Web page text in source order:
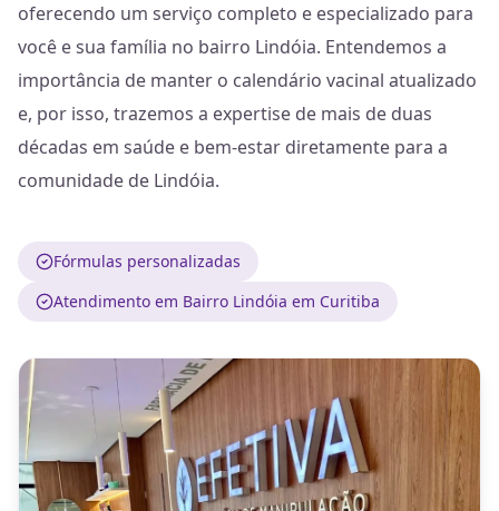
oferecendo um serviço completo e especializado para
você e sua família no bairro Lindóia. Entendemos a
importância de manter o calendário vacinal atualizado
e, por isso, trazemos a expertise de mais de duas
décadas em saúde e bem-estar diretamente para a
comunidade de Lindóia.
Fórmulas personalizadas
Atendimento em Bairro Lindóia em Curitiba